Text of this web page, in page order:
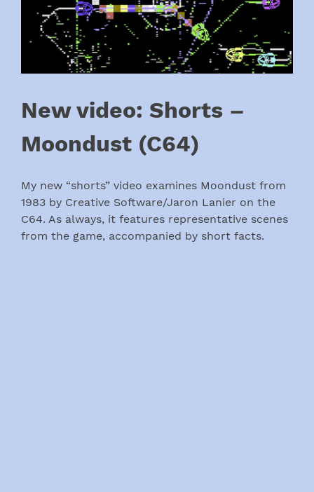
New video: Shorts –
Moondust (C64)
My new “shorts” video examines Moondust from
1983 by Creative Software/Jaron Lanier on the
C64. As always, it features representative scenes
from the game, accompanied by short facts.